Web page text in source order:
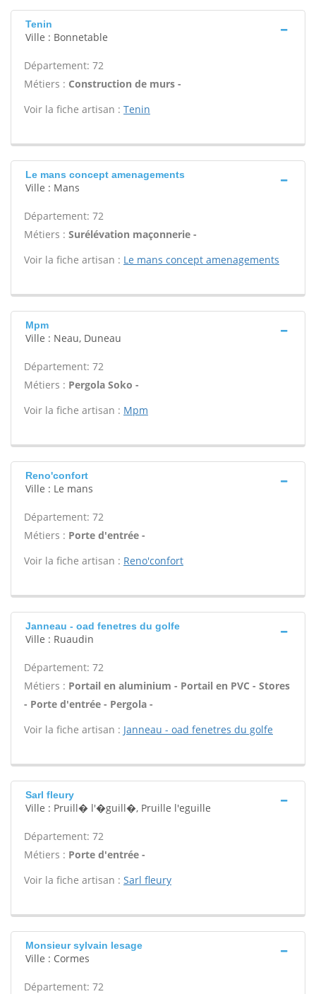
Tenin
Ville : Bonnetable
Département: 72
Métiers : Construction de murs -
Voir la fiche artisan : Tenin
Le mans concept amenagements
Ville : Mans
Département: 72
Métiers : Surélévation maçonnerie -
Voir la fiche artisan : Le mans concept amenagements
Mpm
Ville : Neau, Duneau
Département: 72
Métiers : Pergola Soko -
Voir la fiche artisan : Mpm
Reno'confort
Ville : Le mans
Département: 72
Métiers : Porte d'entrée -
Voir la fiche artisan : Reno'confort
Janneau - oad fenetres du golfe
Ville : Ruaudin
Département: 72
Métiers : Portail en aluminium - Portail en PVC - Stores
- Porte d'entrée - Pergola -
Voir la fiche artisan : Janneau - oad fenetres du golfe
Sarl fleury
Ville : Pruill� l'�guill�, Pruille l'eguille
Département: 72
Métiers : Porte d'entrée -
Voir la fiche artisan : Sarl fleury
Monsieur sylvain lesage
Ville : Cormes
Département: 72